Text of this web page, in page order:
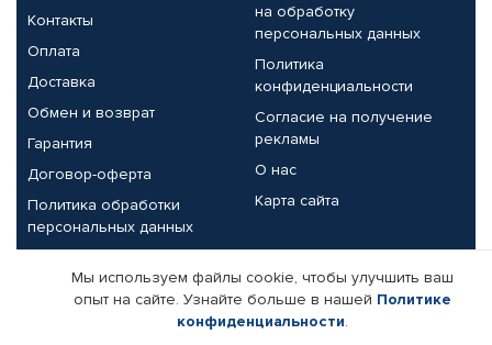
Контакты
Оплата
Доставка
Обмен и возврат
Гарантия
Договор-оферта
Политика обработки
персональных данных
на обработку
персональных данных
Политика
конфиденциальности
Согласие на получение
рекламы
О нас
Карта сайта
Партнерам
Корпоративным клиентам
Реквизиты компании
Мы используем файлы cookie, чтобы улучшить ваш
опыт на сайте. Узнайте больше в нашей Политике
конфиденциальности.